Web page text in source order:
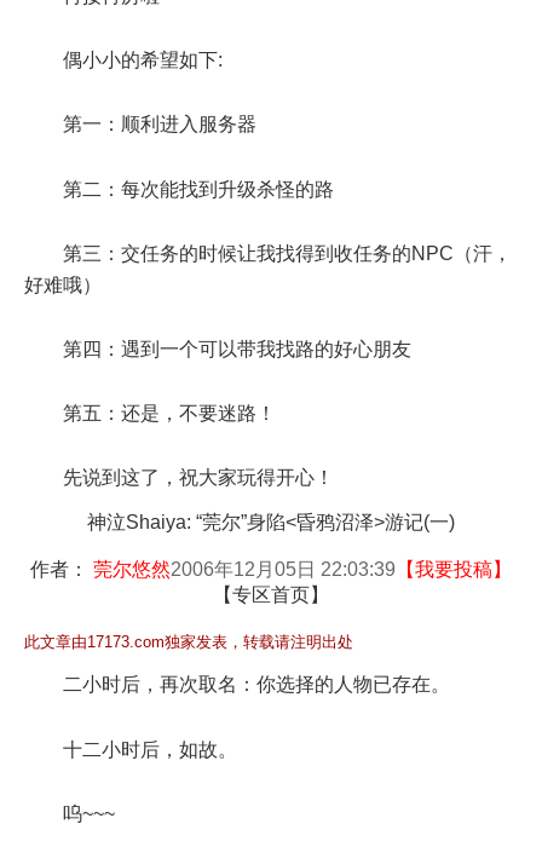
偶小小的希望如下:
第一：顺利进入服务器
第二：每次能找到升级杀怪的路
第三：交任务的时候让我找得到收任务的NPC（汗，
好难哦）
第四：遇到一个可以带我找路的好心朋友
第五：还是，不要迷路！
先说到这了，祝大家玩得开心！
神泣Shaiya: “莞尔”身陷<昏鸦沼泽>游记(一)
作者： 莞尔悠然2006年12月05日 22:03:39 【我要投稿】
【专区首页】
此文章由17173.com独家发表，转载请注明出处
二小时后，再次取名：你选择的人物已存在。
十二小时后，如故。
呜~~~